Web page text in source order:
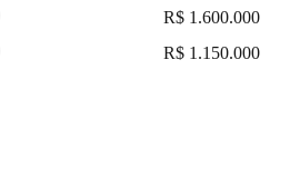
R$ 1.600.000
R$ 1.150.000